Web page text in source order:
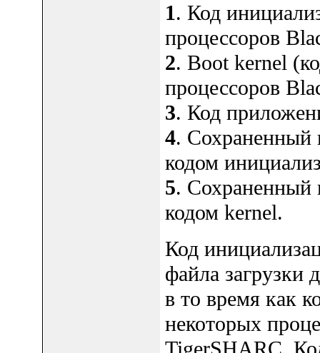
1. Код
процессоров
2. Boot kernel
процессоров
3. Код
4. Сохраненный
кодом
5. Сохраненный
кодом kernel.
Код
файла загрузки
в то время как
некоторых